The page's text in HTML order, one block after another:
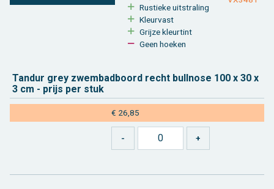
Rus­tie­ke uit­stra­ling
Kleur­vast
Grij­ze kleur­tint
Geen hoe­ken
Tand­ur grey zwem­bad­boord recht bull­no­se 100 x 30 x
3 cm - prijs per stuk
€ 26,85